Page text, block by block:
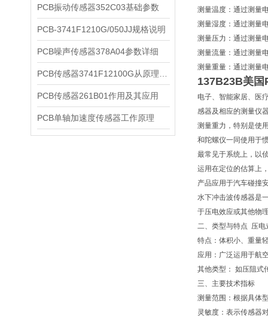
PCB振动传感器352C03基础参数
PCB-3741F1210G/050JJ规格说明
PCB噪声传感器378A04参数详细
PCB传感器261B01作用及其应用
PCB单轴加速度传感器工作原理
测量温度：通过测量
测量湿度：通过测量
测量压力：通过测量
测量流量：通过测量
测量重量：通过测量
137B23B美国
电子、智能家居、医
感器及相应的测量仪
测量重力，特别是使
和陀螺仪一同使用于
最常见于系统上，以
运用在定位的估算上
产品应用于汽车碰撞
水下冲击波传感器是
于压电效应或其他物
二、类型与特点 压电
特点：体积小、重量
应用：广泛运用于航
其他类型： 如压阻式
三、主要技术指标
测量范围：根据具体
灵敏度：表示传感器